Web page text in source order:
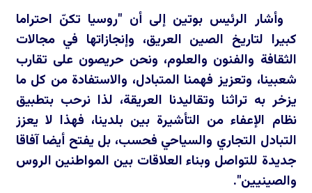
وأشار الرئيس بوتين إلى أن "روسيا تكنّ احتراما
كبيرا لتاريخ الصين العريق، وإنجازاتها في مجالات
الثقافة والفنون والعلوم، ونحن حريصون على تقارب
شعبينا، وتعزيز فهمنا المتبادل، والاستفادة من كل ما
يزخر به تراثنا وتقاليدنا العريقة، لذا نرحب بتطبيق
نظام الإعفاء من التأشيرة بين بلدينا، فهذا لا يعزز
التبادل التجاري والسياحي فحسب، بل يفتح أيضا آفاقا
جديدة للتواصل وبناء العلاقات بين المواطنين الروس
والصينيين".